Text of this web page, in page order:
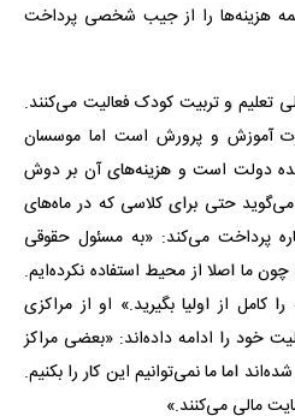
هزینه‌ها را از جیب شخصی پرداخت
تعلیم و تربیت کودک فعالیت می‌کنند.
آموزش و پرورش است اما موسسان
دولت است و هزینه‌های آن بر دوش
حتی برای کلاسی که در ماه‌های
پرداخت می‌کند: «به مسئول حقوقی
چون ما اصلا از محیط استفاده نکرده‌ایم.
کامل از اولیا بگیرید.» او از مراکزی
خود را ادامه داده‌اند: «بعضی مراکز
اما ما نمی‌توانیم این کار را بکنیم.
مالی می‌کنند.»